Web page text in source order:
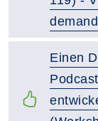
demand
Einen
Podcast